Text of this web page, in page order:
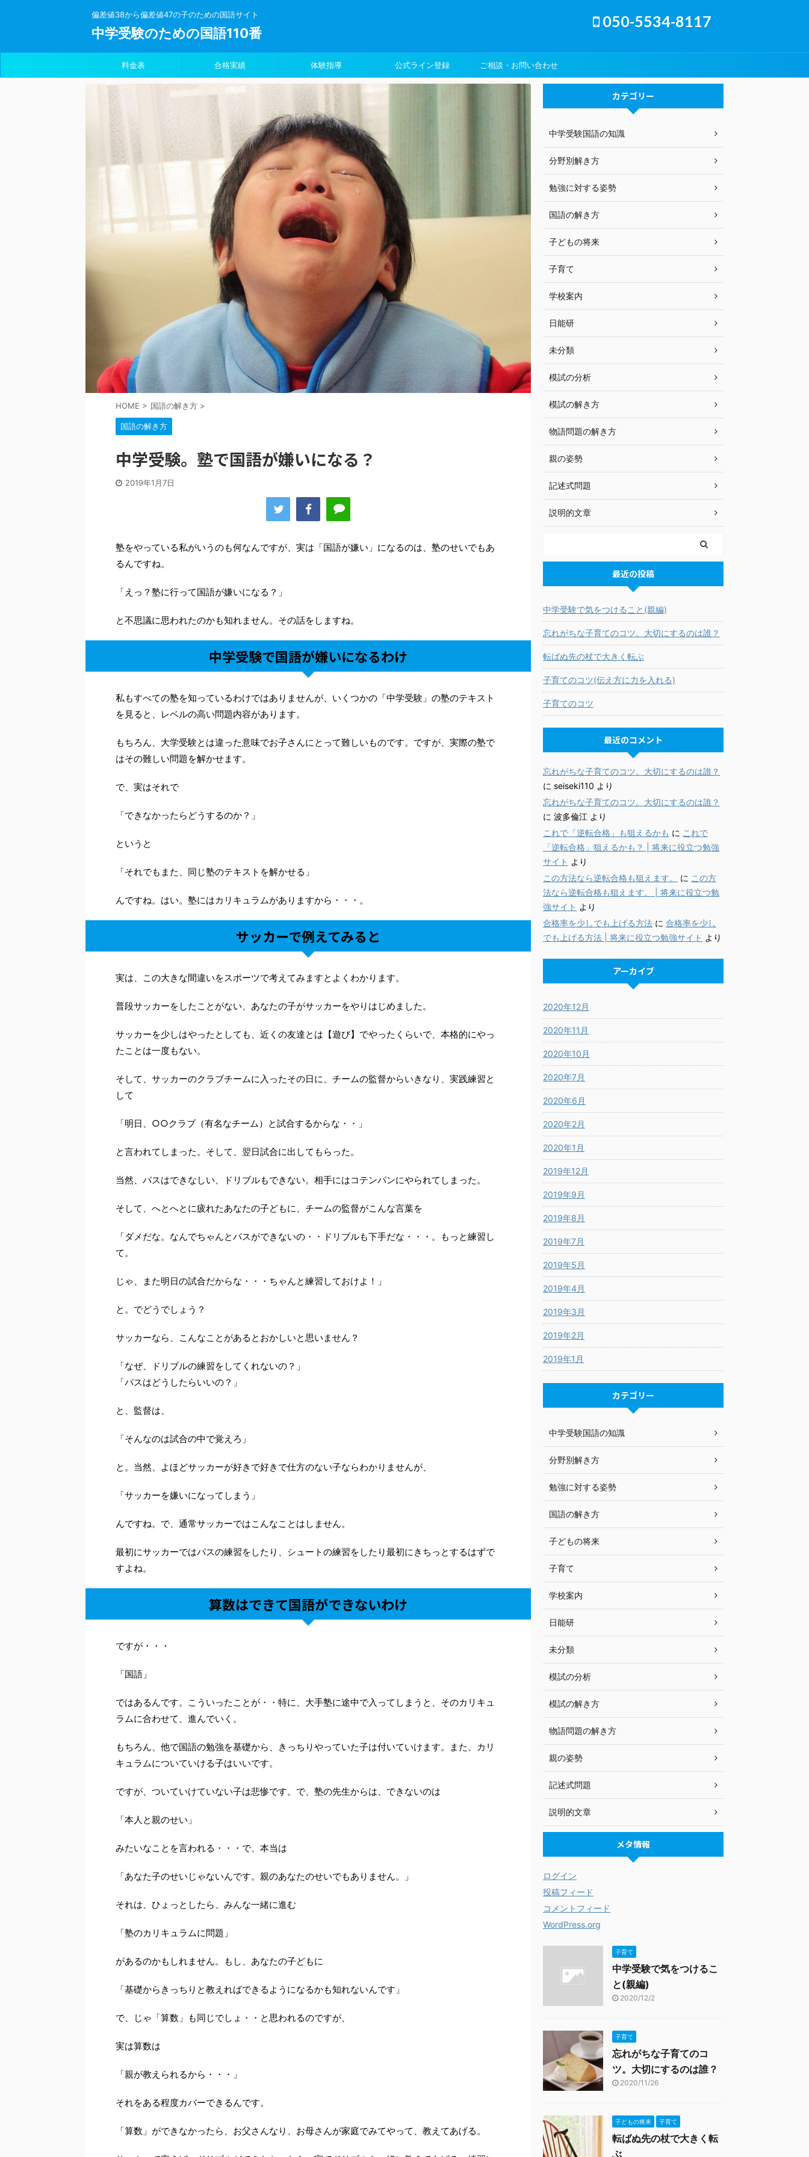
偏差値38から偏差値47の子のための国語サイト
中学受験のための国語110番
050-5534-8117
料金表 合格実績 体験指導 公式ライン登録 ご相談・お問い合わせ
HOME > 国語の解き方 >
国語の解き方
中学受験。塾で国語が嫌いになる？
2019年1月7日
塾をやっている私がいうのも何なんですが、実は「国語が嫌い」になるのは、塾のせいでもあ
るんですね。
「えっ？塾に行って国語が嫌いになる？」
と不思議に思われたのかも知れません。その話をしますね。
中学受験で国語が嫌いになるわけ
私もすべての塾を知っているわけではありませんが、いくつかの「中学受験」の塾のテキスト
を見ると、レベルの高い問題内容があります。
もちろん、大学受験とは違った意味でお子さんにとって難しいものです。ですが、実際の塾で
はその難しい問題を解かせます。
で、実はそれで
「できなかったらどうするのか？」
というと
「それでもまた、同じ塾のテキストを解かせる」
んですね。はい。塾にはカリキュラムがありますから・・・。
サッカーで例えてみると
実は、この大きな間違いをスポーツで考えてみますとよくわかります。
普段サッカーをしたことがない、あなたの子がサッカーをやりはじめました。
サッカーを少しはやったとしても、近くの友達とは【遊び】でやったくらいで、本格的にやっ
たことは一度もない。
そして、サッカーのクラブチームに入ったその日に、チームの監督からいきなり、実践練習と
して
「明日、○○クラブ（有名なチーム）と試合するからな・・」
と言われてしまった。そして、翌日試合に出してもらった。
当然、パスはできなしい、ドリブルもできない。相手にはコテンパンにやられてしまった。
そして、へとへとに疲れたあなたの子どもに、チームの監督がこんな言葉を
「ダメだな。なんでちゃんとパスができないの・・ドリブルも下手だな・・・。もっと練習し
て。
じゃ、また明日の試合だからな・・・ちゃんと練習しておけよ！」
と。でどうでしょう？
サッカーなら、こんなことがあるとおかしいと思いません？
「なぜ、ドリブルの練習をしてくれないの？」
「パスはどうしたらいいの？」
と、監督は、
「そんなのは試合の中で覚えろ」
と。当然、よほどサッカーが好きで好きで仕方のない子ならわかりませんが、
「サッカーを嫌いになってしまう」
んですね。で、通常サッカーではこんなことはしません。
最初にサッカーではパスの練習をしたり、シュートの練習をしたり最初にきちっとするはずで
すよね。
算数はできて国語ができないわけ
ですが・・・
「国語」
ではあるんです。こういったことが・・特に、大手塾に途中で入ってしまうと、そのカリキュ
ラムに合わせて、進んでいく。
もちろん、他で国語の勉強を基礎から、きっちりやっていた子は付いていけます。また、カリ
キュラムについていける子はいいです。
ですが、ついていけていない子は悲惨です。で、塾の先生からは、できないのは
「本人と親のせい」
みたいなことを言われる・・・で、本当は
「あなた子のせいじゃないんです。親のあなたのせいでもありません。」
それは、ひょっとしたら、みんな一緒に進む
「塾のカリキュラムに問題」
があるのかもしれません。もし、あなたの子どもに
「基礎からきっちりと教えればできるようになるかも知れないんです」
で、じゃ「算数」も同じでしょ・・と思われるのですが、
実は算数は
「親が教えられるから・・・」
それをある程度カバーできるんです。
「算数」ができなかったら、お父さんなり、お母さんが家庭でみてやって、教えてあげる。
カテゴリー
中学受験国語の知識
分野別解き方
勉強に対する姿勢
国語の解き方
子どもの将来
子育て
学校案内
日能研
未分類
模試の分析
模試の解き方
物語問題の解き方
親の姿勢
記述式問題
説明的文章
最近の投稿
中学受験で気をつけること(親編)
忘れがちな子育てのコツ。大切にするのは誰？
転ばぬ先の杖で大きく転ぶ
子育てのコツ(伝え方に力を入れる)
子育てのコツ
最近のコメント
忘れがちな子育てのコツ。大切にするのは誰？
に seiseki110 より
忘れがちな子育てのコツ。大切にするのは誰？
に 波多倫江 より
これで「逆転合格」も狙えるかも に これで
「逆転合格」狙えるかも？ | 将来に役立つ勉強
サイト より
この方法なら逆転合格も狙えます。
に この方
法なら逆転合格も狙えます。 | 将来に役立つ勉
強サイト より
合格率を少しでも上げる方法 に 合格率を少し
でも上げる方法 | 将来に役立つ勉強サイト より
アーカイブ
2020年12月
2020年11月
2020年10月
2020年7月
2020年6月
2020年2月
2020年1月
2019年12月
2019年9月
2019年8月
2019年7月
2019年5月
2019年4月
2019年3月
2019年2月
2019年1月
カテゴリー
中学受験国語の知識
分野別解き方
勉強に対する姿勢
国語の解き方
子どもの将来
子育て
学校案内
日能研
未分類
模試の分析
模試の解き方
物語問題の解き方
親の姿勢
記述式問題
説明的文章
メタ情報
ログイン
投稿フィード
コメントフィード
WordPress.org
子育て
中学受験で気をつけるこ
と(親編)
2020/12/2
子育て
忘れがちな子育てのコ
ツ。大切にするのは誰？
2020/11/26
子どもの将来 子育て
転ばぬ先の杖で大きく転
ぶ